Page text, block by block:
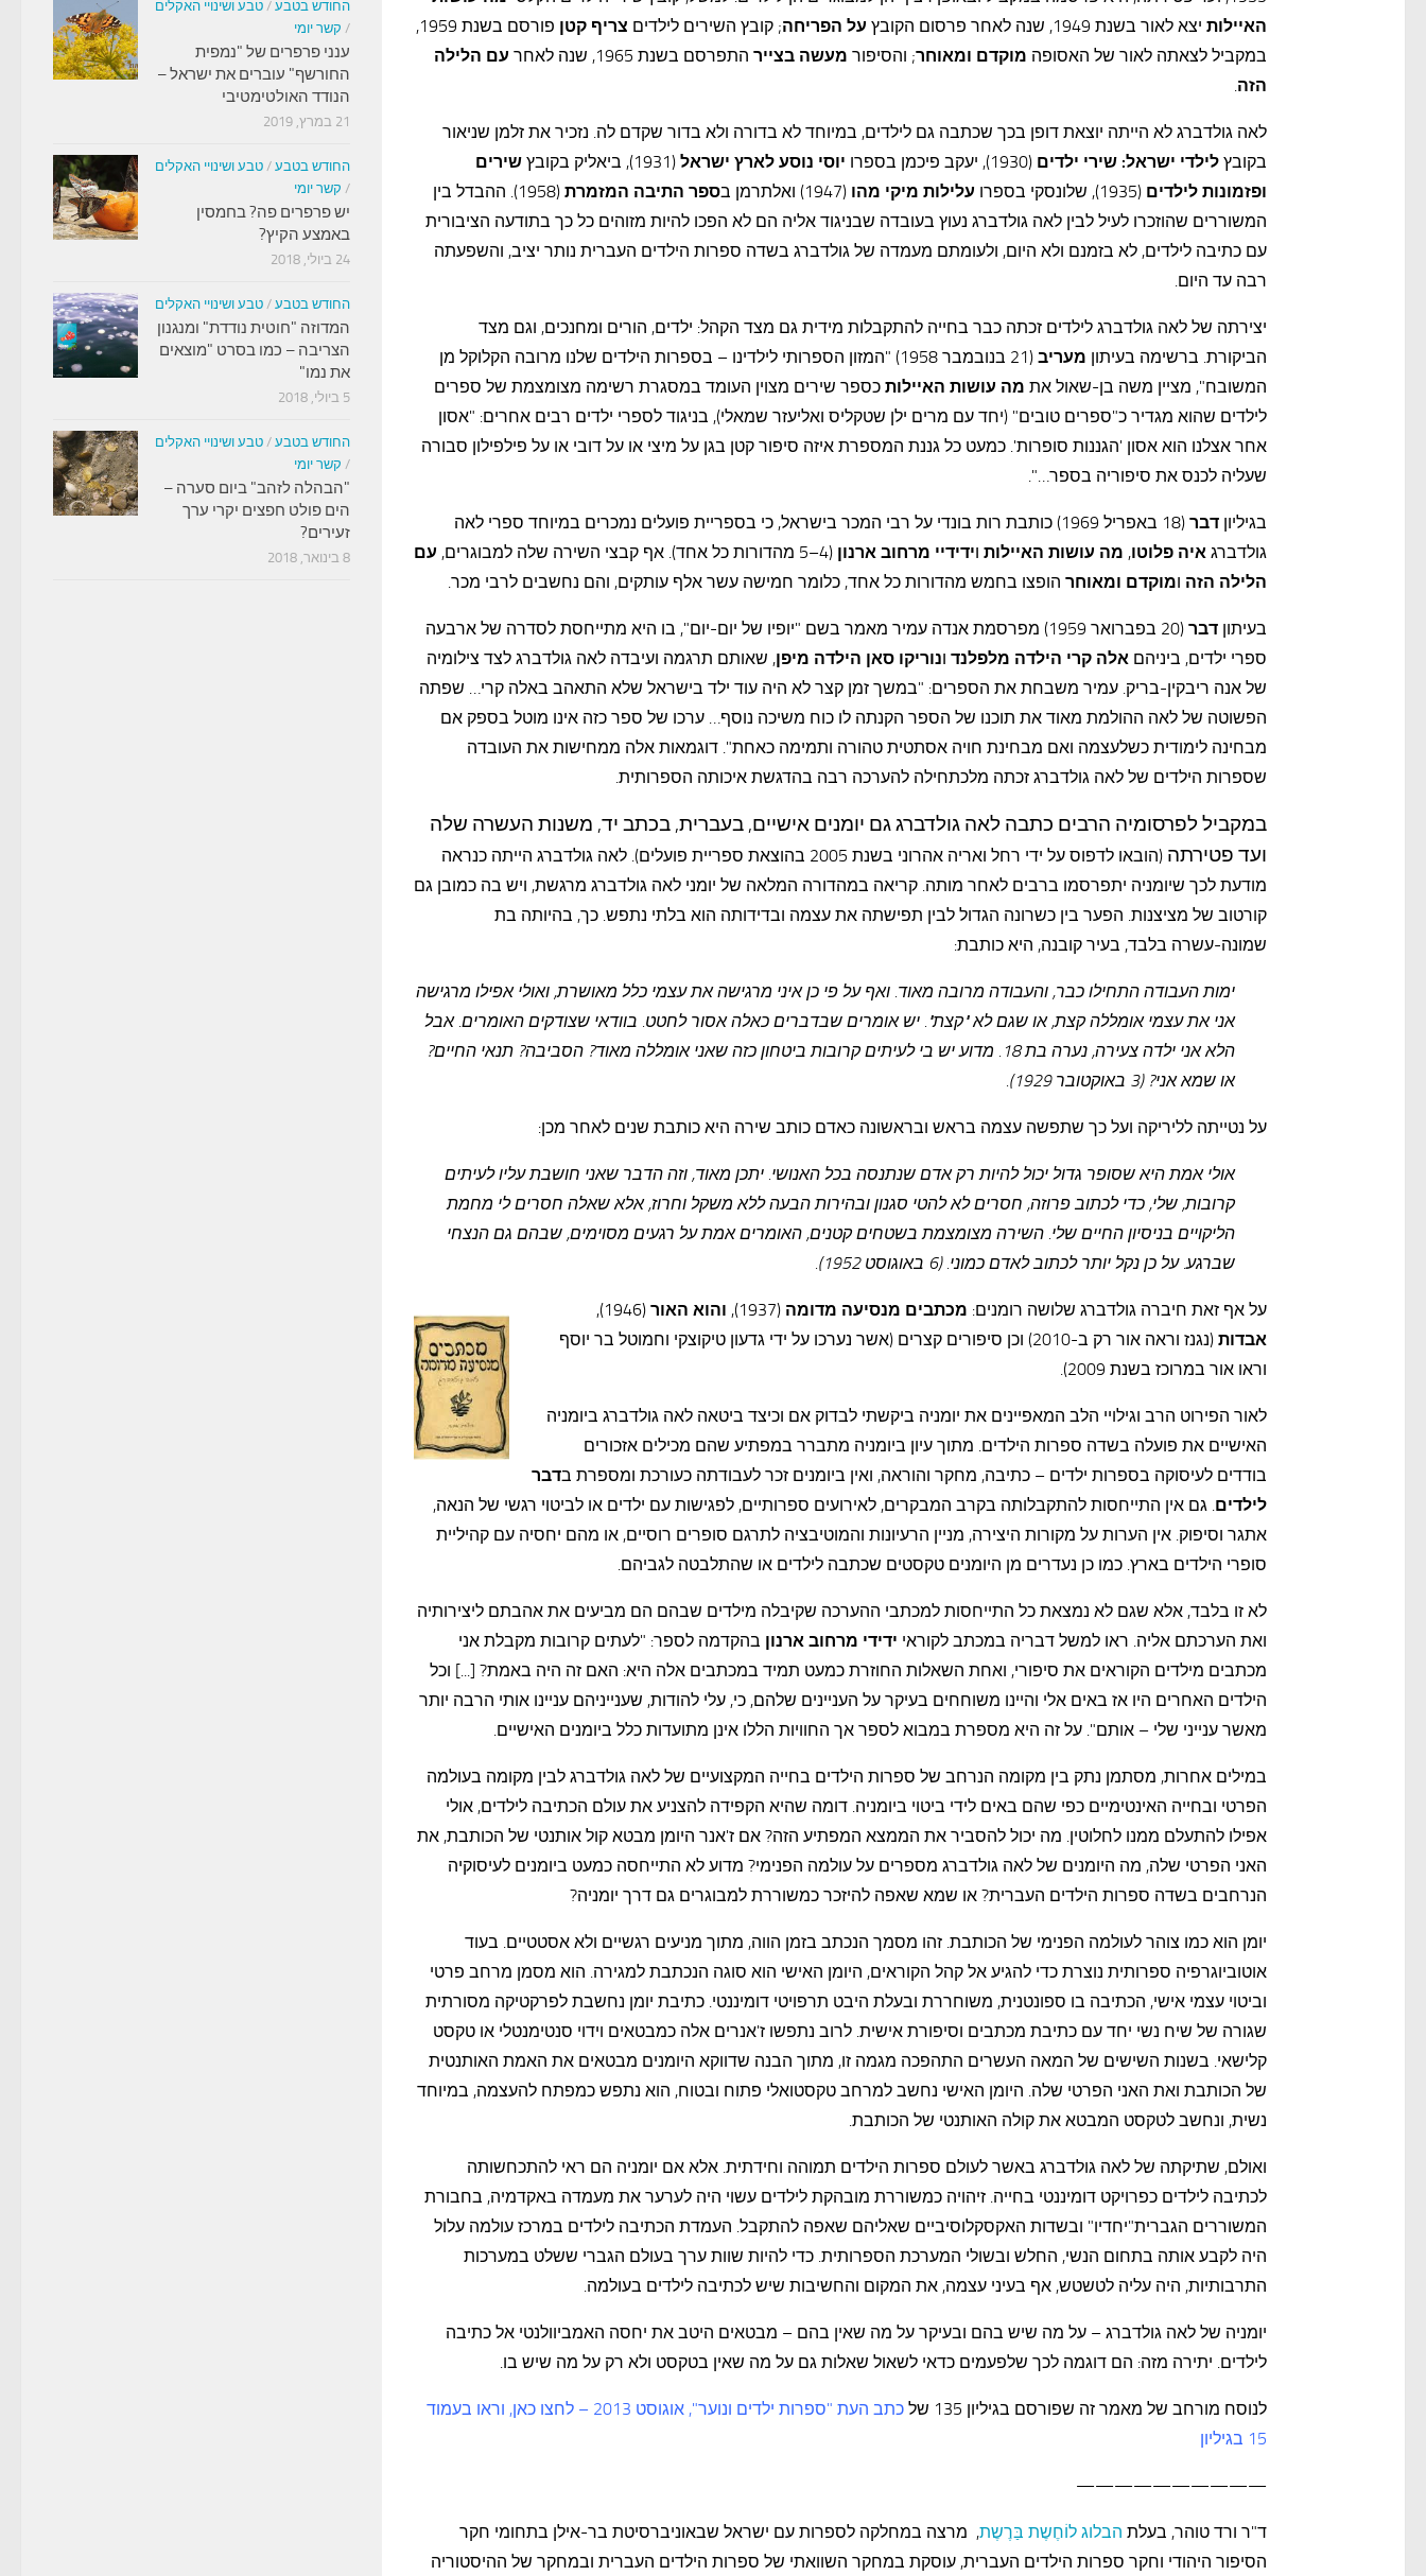
האיילות יצא לאור בשנת 1949, שנה לאחר פרסום הקובץ על הפריחה; קובץ השירים לילדים צריף קטן
פורסם בשנת 1959,
במקביל לצאתה לאור של האסופה מוקדם ומאוחר; והסיפור מעשה בצייר התפרסם בשנת 1965, שנה לאחר
עם הלילה
הזה
לאה גולדברג לא הייתה יוצאת דופן בכך שכתבה גם לילדים, במיוחד לא בדורה ולא בדור שקדם לה. נזכיר את זלמן שניאור
בקובץ לילדי ישראל: שירי ילדים (1930), יעקב פיכמן בספרו יוסי נוסע לארץ ישראל (1931), ביאליק בקובץ
שירים
ופזמונות לילדים (1935), שלונסקי בספרו עלילות מיקי מהו (1947) ואלתרמן ב ספר התיבה המזמרת
(1958). ההבדל בין
המשוררים שהוזכרו לעיל לבין לאה גולדברג נעוץ בעובדה שבניגוד אליה הם לא הפכו להיות מזוהים כל כך בתודעה הציבורית
עם כתיבה לילדים, לא בזמנם ולא היום, ולעומתם מעמדה של גולדברג בשדה ספרות הילדים העברית נותר יציב, והשפעתה
רבה עד היום.
יצירתה של לאה גולדברג לילדים זכתה כבר בחייה להתקבלות מידית גם מצד הקהל: ילדים, הורים ומחנכים, וגם מצד
הביקורת. ברשימה בעיתון מעריב
(21 בנובמבר 1958) "המזון הספרותי לילדינו – בספרות הילדים שלנו מרובה הקלוקל מן
המשובח", מציין משה בן-שאול את מה עושות האיילות כספר שירים מצוין העומד במסגרת רשימה מצומצמת של ספרים
לילדים שהוא מגדיר כ"ספרים טובים" (יחד עם מרים ילן שטקליס ואליעזר שמאלי), בניגוד לספרי ילדים רבים אחרים: "אסון
אחר אצלנו הוא אסון 'הגננות סופרות'. כמעט כל גננת המספרת איזה סיפור קטן בגן על מיצי או על דובי או על פילפילון סבורה
שעליה לכנס את סיפוריה בספר…".
בגיליון דבר
(18 באפריל 1969) כותבת רות בונדי על רבי המכר בישראל, כי בספריית פועלים נמכרים במיוחד ספרי לאה
גולדברג איה פלוטו, מה עושות האיילות וידידיי מרחוב ארנון (4–5 מהדורות כל אחד). אף קבצי השירה שלה למבוגרים,
עם
הלילה הזה ומוקדם ומאוחר הופצו בחמש מהדורות כל אחד, כלומר חמישה עשר אלף עותקים, והם נחשבים לרבי מכר.
בעיתון דבר
(20 בפברואר 1959) מפרסמת אנדה עמיר מאמר בשם "יופיו של יום-יום", בו היא מתייחסת לסדרה של ארבעה
ספרי ילדים, ביניהם אלה קרי הילדה מלפלנד ונוריקו סאן הילדה מיפן, שאותם תרגמה ועיבדה לאה גולדברג לצד צילומיה
של אנה ריבקין-בריק. עמיר משבחת את הספרים: "במשך זמן קצר לא היה עוד ילד בישראל שלא התאהב באלה קרי… שפתה
הפשוטה של לאה ההולמת מאוד את תוכנו של הספר הקנתה לו כוח משיכה נוסף… ערכו של ספר כזה אינו מוטל בספק אם
מבחינה לימודית כשלעצמה ואם מבחינת חויה אסתטית טהורה ותמימה כאחת". דוגמאות אלה ממחישות את העובדה
שספרות הילדים של לאה גולדברג זכתה מלכתחילה להערכה רבה בהדגשת איכותה הספרותית.
במקביל לפרסומיה הרבים כתבה לאה גולדברג גם יומנים אישיים, בעברית, בכתב יד, משנות העשרה שלה
ועד פטירתה
(הובאו לדפוס על ידי רחל ואריה אהרוני בשנת 2005 בהוצאת ספריית פועלים). לאה גולדברג הייתה כנראה
מודעת לכך שיומניה יתפרסמו ברבים לאחר מותה. קריאה במהדורה המלאה של יומני לאה גולדברג מרגשת, ויש בה כמובן גם
קורטוב של מציצנות. הפער בין כשרונה הגדול לבין תפישתה את עצמה ובדידותה הוא בלתי נתפש. כך, בהיותה בת
שמונה-עשרה בלבד, בעיר קובנה, היא כותבת:
ימות העבודה התחילו כבר, והעבודה מרובה מאוד. ואף על פי כן איני מרגישה את עצמי כלל מאושרת, ואולי אפילו מרגישה
אני את עצמי אומללה קצת, או שגם לא "קצת". יש אומרים שבדברים כאלה אסור לחטט. בוודאי שצודקים האומרים. אבל
הלא אני ילדה צעירה, נערה בת 18. מדוע יש בי לעיתים קרובות ביטחון כזה שאני אומללה מאוד? הסביבה? תנאי החיים?
או שמא אני? (3 באוקטובר 1929).
על נטייתה לליריקה ועל כך שתפשה עצמה בראש ובראשונה כאדם כותב שירה היא כותבת שנים לאחר מכן:
אולי אמת היא שסופר גדול יכול להיות רק אדם שנתנסה בכל האנושי. יתכן מאוד, וזה הדבר שאני חושבת עליו לעיתים
קרובות, שלי, כדי לכתוב פרוזה, חסרים לא להטי סגנון ובהירות הבעה ללא משקל וחרוז, אלא שאלה חסרים לי מחמת
הליקויים בניסיון החיים שלי. השירה מצומצמת בשטחים קטנים, האומרים אמת על רגעים מסוימים, שבהם גם הנצחי
שברגע. על כן נקל יותר לכתוב לאדם כמוני. (6 באוגוסט 1952).
על אף זאת חיברה גולדברג שלושה רומנים: מכתבים מנסיעה מדומה (1937), והוא האור (1946),
אבדות
(נגנז וראה אור רק ב-2010) וכן סיפורים קצרים (אשר נערכו על ידי גדעון טיקוצקי וחמוטל בר יוסף
וראו אור במרוכז בשנת 2009).
לאור הפירוט הרב וגילויי הלב המאפיינים את יומניה ביקשתי לבדוק אם וכיצד ביטאה לאה גולדברג ביומניה
האישיים את פועלה בשדה ספרות הילדים. מתוך עיון ביומניה מתברר במפתיע שהם מכילים אזכורים
בודדים לעיסוקה בספרות ילדים – כתיבה, מחקר והוראה, ואין ביומנים זכר לעבודתה כעורכת ומספרת בדבר
לילדים . גם אין התייחסות להתקבלותה בקרב המבקרים, לאירועים ספרותיים, לפגישות עם ילדים או לביטוי רגשי של הנאה,
אתגר וסיפוק. אין הערות על מקורות היצירה, מניין הרעיונות והמוטיבציה לתרגם סופרים רוסיים, או מהם יחסיה עם קהיליית
סופרי הילדים בארץ. כמו כן נעדרים מן היומנים טקסטים שכתבה לילדים או שהתלבטה לגביהם.
לא זו בלבד, אלא שגם לא נמצאת כל התייחסות למכתבי ההערכה שקיבלה מילדים שבהם הם מביעים את אהבתם ליצירותיה
ואת הערכתם אליה. ראו למשל דבריה במכתב לקוראי ידידי מרחוב ארנון בהקדמה לספר: "לעתים קרובות מקבלת אני
מכתבים מילדים הקוראים את סיפורי, ואחת השאלות החוזרת כמעט תמיד במכתבים אלה היא: האם זה היה באמת? [...] וכל
הילדים האחרים היו אז באים אלי והיינו משוחחים בעיקר על העניינים שלהם, כי, עלי להודות, שענייניהם עניינו אותי הרבה יותר
מאשר ענייני שלי – אותם". על זה היא מספרת במבוא לספר אך החוויות הללו אינן מתועדות כלל ביומנים האישיים.
במילים אחרות, מסתמן נתק בין מקומה הנרחב של ספרות הילדים בחייה המקצועיים של לאה גולדברג לבין מקומה בעולמה
הפרטי ובחייה האינטימיים כפי שהם באים לידי ביטוי ביומניה. דומה שהיא הקפידה להצניע את עולם הכתיבה לילדים, אולי
אפילו להתעלם ממנו לחלוטין. מה יכול להסביר את הממצא המפתיע הזה? אם ז'אנר היומן מבטא קול אותנטי של הכותבת, את
האני הפרטי שלה, מה היומנים של לאה גולדברג מספרים על עולמה הפנימי? מדוע לא התייחסה כמעט ביומנים לעיסוקיה
הנרחבים בשדה ספרות הילדים העברית? או שמא שאפה להיזכר כמשוררת למבוגרים גם דרך יומניה?
יומן הוא כמו צוהר לעולמה הפנימי של הכותבת. זהו מסמך הנכתב בזמן הווה, מתוך מניעים רגשיים ולא אסטטיים. בעוד
אוטוביוגרפיה ספרותית נוצרת כדי להגיע אל קהל הקוראים, היומן האישי הוא סוגה הנכתבת למגירה. הוא מסמן מרחב פרטי
וביטוי עצמי אישי, הכתיבה בו ספונטנית, משוחררת ובעלת היבט תרפויטי דומיננטי. כתיבת יומן נחשבת לפרקטיקה מסורתית
שגורה של שיח נשי יחד עם כתיבת מכתבים וסיפורת אישית. לרוב נתפשו ז'אנרים אלה כמבטאים וידוי סנטימנטלי או טקסט
קלישאי. בשנות השישים של המאה העשרים התהפכה מגמה זו, מתוך הבנה שדווקא היומנים מבטאים את האמת האותנטית
של הכותבת ואת האני הפרטי שלה. היומן האישי נחשב למרחב טקסטואלי פתוח ובטוח, הוא נתפש כמפתח להעצמה, במיוחד
נשית, ונחשב לטקסט המבטא את קולה האותנטי של הכותבת.
ואולם, שתיקתה של לאה גולדברג באשר לעולם ספרות הילדים תמוהה וחידתית. אלא אם יומניה הם ראי להתכחשותה
לכתיבה לילדים כפרויקט דומיננטי בחייה. זיהויה כמשוררת מובהקת לילדים עשוי היה לערער את מעמדה באקדמיה, בחבורת
המשוררים הגברית"יחדיו" ובשדות האקסקלוסיביים שאליהם שאפה להתקבל. העמדת הכתיבה לילדים במרכז עולמה עלול
היה לקבע אותה בתחום הנשי, החלש ובשולי המערכת הספרותית. כדי להיות שוות ערך בעולם הגברי ששלט במערכות
התרבותיות, היה עליה לטשטש, אף בעיני עצמה, את המקום והחשיבות שיש לכתיבה לילדים בעולמה.
יומניה של לאה גולדברג – על מה שיש בהם ובעיקר על מה שאין בהם – מבטאים היטב את יחסה האמביוולנטי אל כתיבה
לילדים. יתירה מזה: הם דוגמה לכך שלפעמים כדאי לשאול שאלות גם על מה שאין בטקסט ולא רק על מה שיש בו.
לנוסח מורחב של מאמר זה שפורסם בגיליון 135 של
כתב העת "ספרות ילדים ונוער", אוגוסט 2013 – לחצו כאן, וראו בעמוד
15 בגיליון
——————————
ד"ר ורד טוהר, בעלת הבלוג לוֹחֶשֶת בַּרֶשֶת, מרצה במחלקה לספרות עם ישראל שבאוניברסיטת בר-אילן בתחומי חקר
הסיפור היהודי וחקר ספרות הילדים העברית, עוסקת במחקר השוואתי של ספרות הילדים העברית ובמחקר של ההיסטוריה
החודש בטבע / טבע ושינויי האקלים
/ קשר יומי
ענני פרפרים של "נמפית
החורשף" עוברים את ישראל –
הנודד האולטימטיבי
21 במרץ, 2019
החודש בטבע / טבע ושינויי האקלים
/ קשר יומי
יש פרפרים פה? בחמסין
באמצע הקיץ?
24 ביולי, 2018
החודש בטבע / טבע ושינויי האקלים
המדוזה "חוטית נודדת" ומנגנון
הצריבה – כמו בסרט "מוצאים
את נמו"
5 ביולי, 2018
החודש בטבע / טבע ושינויי האקלים
/ קשר יומי
"הבהלה לזהב" ביום סערה –
הים פולט חפצים יקרי ערך
זעירים?
8 בינואר, 2018